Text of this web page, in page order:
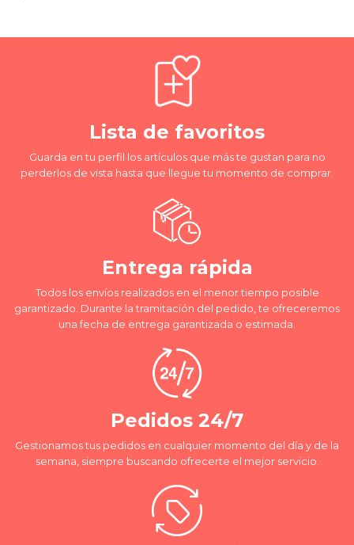
Lista de favoritos
Guarda en tu perfil los artículos que más te gustan para no
perderlos de vista hasta que llegue tu momento de comprar.
Entrega rápida
Todos los envíos realizados en el menor tiempo posible
garantizado. Durante la tramitación del pedido, te ofreceremos
una fecha de entrega garantizada o estimada.
Pedidos 24/7
Gestionamos tus pedidos en cualquier momento del día y de la
semana, siempre buscando ofrecerte el mejor servicio.